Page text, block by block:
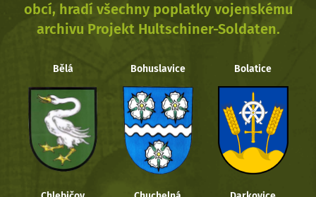
obcí, hradí všechny poplatky vojenskému
archivu Projekt Hultschiner-Soldaten.
Bělá Bohuslavice Bolatice